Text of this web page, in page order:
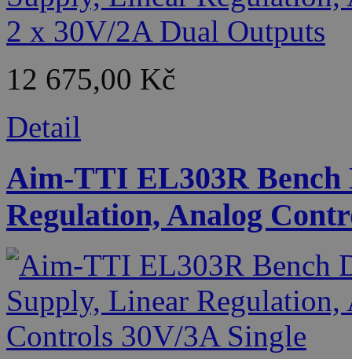
12 675,00 Kč
Detail
Aim-TTI EL303R Bench
Regulation, Analog